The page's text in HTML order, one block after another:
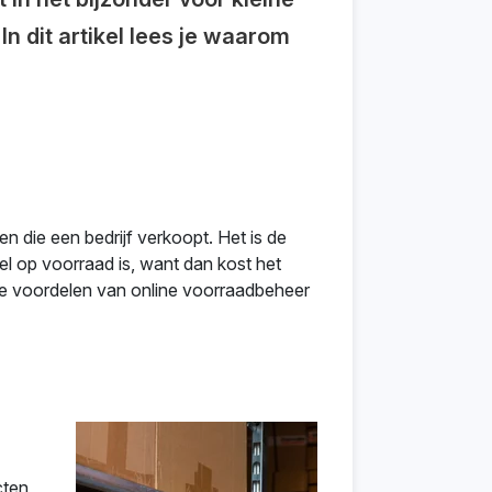
dit artikel lees je waarom
die een bedrijf verkoopt. Het is de
op voorraad is, want dan kost het
voordelen van online voorraadbeheer